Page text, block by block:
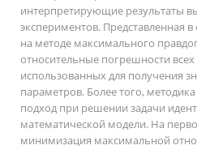
интерпретирующие результаты
экспериментов. Представленная
на методе максимального
относительные погрешности всех
использованных для получения
параметров. Более того,
подход при решении задачи
математической модели. На
минимизация максимальной